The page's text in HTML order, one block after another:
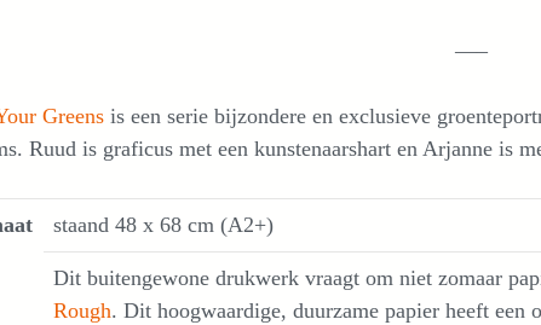
—–
Greens is een serie bijzondere en exclusieve
Ruud is graficus met een kunstenaarshart en Arjanne is
staand 48 x 68 cm (A2+)
Dit buitengewone drukwerk vraagt om niet zomaar
Rough. Dit hoogwaardige, duurzame papier heeft